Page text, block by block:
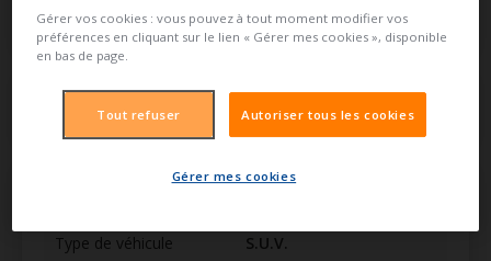
02 23 22 32 23
Rubrique Aide
Présentation
Type de véhicule
S.U.V.
Gérer vos cookies : vous pouvez à tout moment modifier vos
préférences en cliquant sur le lien « Gérer mes cookies », disponible
en bas de page.
Tout refuser Autoriser tous les cookies
Gérer mes cookies